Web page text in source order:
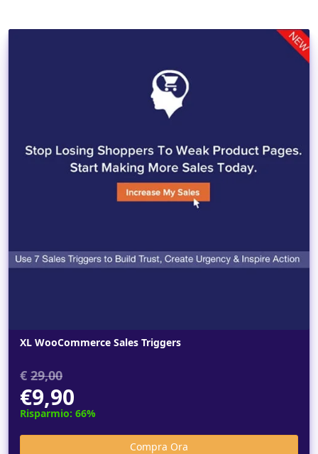
Dettagli
XL WooCommerce Sales Triggers
€ 29,00
€9,90
Risparmio: 66%